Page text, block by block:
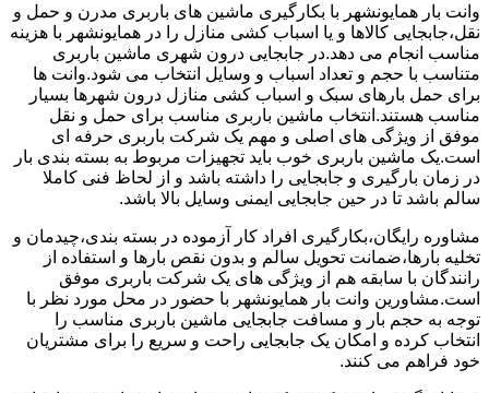
وانت بار همایونشهر با بکارگیری ماشین های باربری مدرن و حمل و
نقل،جابجایی کالاها و یا اسباب کشی منازل را در همایونشهر با هزینه
مناسب انجام می دهد.در جابجایی درون شهری ماشین باربری
متناسب با حجم و تعداد اسباب و وسایل انتخاب می شود.وانت ها
برای حمل بارهای سبک و اسباب کشی منازل درون شهرها بسیار
مناسب هستند.انتخاب ماشین باربری مناسب برای حمل و نقل
موفق از ویژگی های اصلی و مهم یک شرکت باربری حرفه ای
است.یک ماشین باربری خوب باید تجهیزات مربوط به بسته بندی بار
در زمان بارگیری و جابجایی را داشته باشد و از لحاظ فنی کاملا
سالم باشد تا در حین جابجایی ایمنی وسایل بالا باشد.
مشاوره رایگان،بکارگیری افراد کار آزموده در بسته بندی،چیدمان و
تخلیه بارها،ضمانت تحویل سالم و بدون نقص بارها و استفاده از
رانندگان با سابقه هم از ویژگی های یک شرکت باربری موفق
است.مشاورین وانت بار همایونشهر با حضور در محل مورد نظر با
توجه به حجم بار و مسافت جابجایی ماشین باربری مناسب را
انتخاب کرده و امکان یک جابجایی راحت و سریع را برای مشتریان
خود فراهم می کنند.